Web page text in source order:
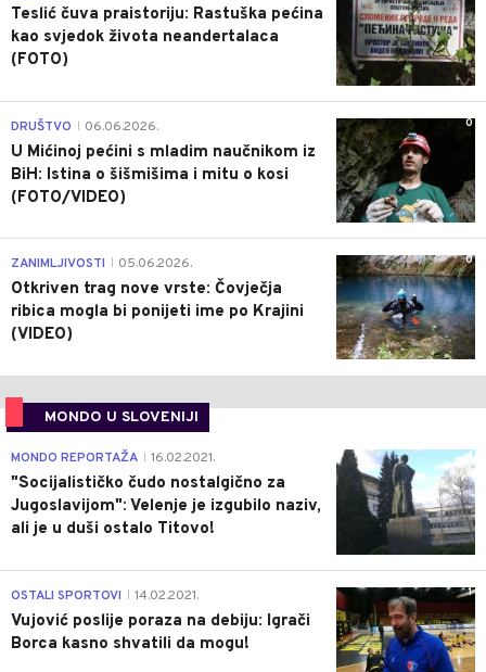
Teslić čuva praistoriju: Rastuška pećina
kao svjedok života neandertalaca
(FOTO)
0
DRUŠTVO 06.06.2026.
U Mićinoj pećini s mladim naučnikom iz
BiH: Istina o šišmišima i mitu o kosi
(FOTO/VIDEO)
0
ZANIMLJIVOSTI 05.06.2026.
Otkriven trag nove vrste: Čovječja
ribica mogla bi ponijeti ime po Krajini
(VIDEO)
MONDO U SLOVENIJI
4
MONDO REPORTAŽA 16.02.2021.
"Socijalističko čudo nostalgično za
Jugoslavijom": Velenje je izgubilo naziv,
ali je u duši ostalo Titovo!
1
OSTALI SPORTOVI 14.02.2021.
Vujović poslije poraza na debiju: Igrači
Borca kasno shvatili da mogu!